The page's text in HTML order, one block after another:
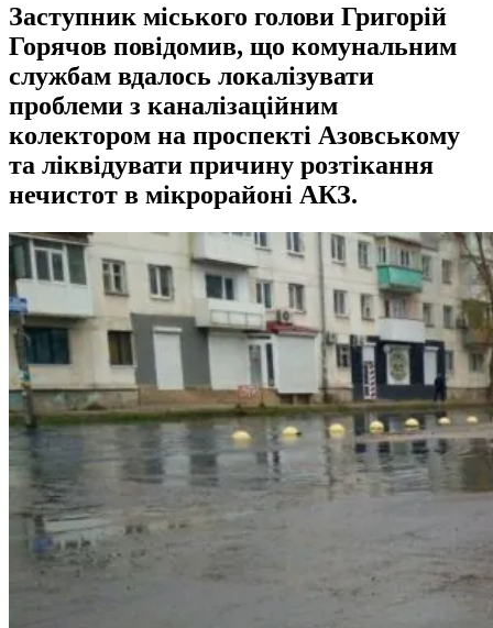
Заступник міського голови Григорій
Горячов повідомив, що комунальним
службам вдалось локалізувати
проблеми з каналізаційним
колектором на проспекті Азовському
та ліквідувати причину розтікання
нечистот в мікрорайоні АКЗ.